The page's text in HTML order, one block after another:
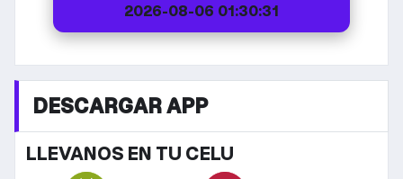
2026-08-06 01:30:31
DESCARGAR APP
LLEVANOS EN TU CELU